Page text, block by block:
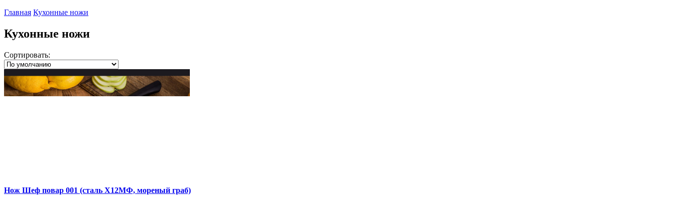
Главная Кухонные ножи
Кухонные ножи
Сортировать:
Нож Шеф повар 001 (сталь Х12МФ, мореный граб)